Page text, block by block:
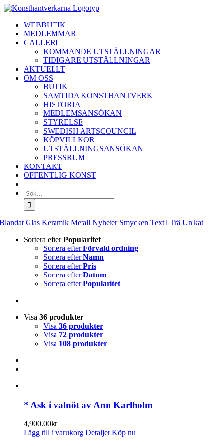
Fortsätt
innehålletWEBBUTIK
MEDLEMMAR
GALLERI
KOMMANDE UTSTÄLLNINGAR
TIDIGARE UTSTÄLLNINGAR
AKTUELLT
OM OSS
BUTIK
SAMTIDA KONSTHANTVERK
HISTORIA
MEDLEMSANSÖKAN
STYRELSE
SWEDISH ARTSCOUNCIL
KÖPVILLKOR
UTSTÄLLNINGSANSÖKAN
PRESSRUM
KONTAKT
OFFENTLIG KONST
Sök
efter:
Blandat Glas Keramik Metall Nyheter Smycken Textil Trä Unikat
Sortera efterPopularitet
Sortera efterFörvald ordning
Sortera efterNamn
Sortera efterPris
Sortera efterDatum
Sortera efterPopularitet
Visa 36 produkter
Visa 36 produkter
Visa 72 produkter
Visa 108 produkter
* Ask i valnöt av Ann Karlholm
4,900.00kr
Lägg till i varukorg Detaljer Köp nu